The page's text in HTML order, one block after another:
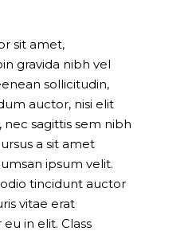
sit amet,
gravida nibh vel
sollicitudin,
auctor, nisi elit
sagittis sem nibh
a sit amet
ipsum velit.
tincidunt auctor
vitae erat
in elit. Class